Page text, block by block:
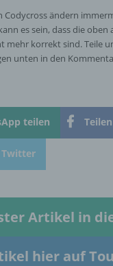
Codycross ändern
es sein, dass die oben
mehr korrekt sind. Teile
unten in den
teilen
Twitter
Artikel in
hier auf
oder für die
oder für die
der Verarbeitung
Daten
Zwecke und Mittel
seiner Benennung
vorgesehen